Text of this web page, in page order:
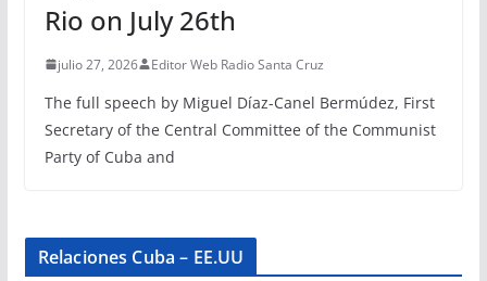
Rio on July 26th
julio 27, 2026 Editor Web Radio Santa Cruz
The full speech by Miguel Díaz-Canel Bermúdez, First
Secretary of the Central Committee of the Communist
Party of Cuba and
Relaciones Cuba – EE.UU